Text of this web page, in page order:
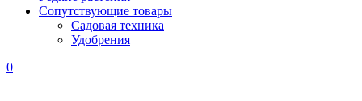
Сопутствующие товары
Садовая техника
Удобрения
0